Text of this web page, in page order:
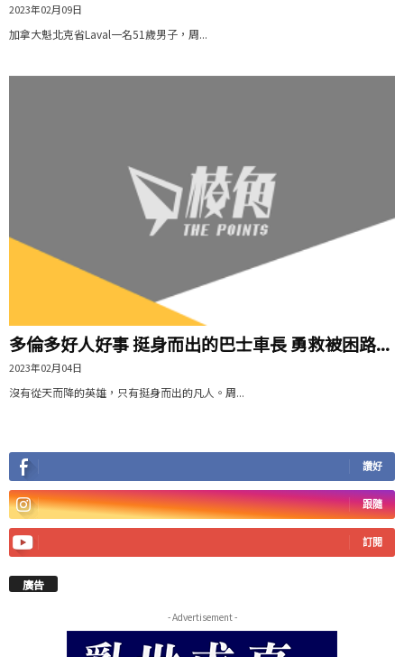
2023年02月09日
加拿大魁北克省Laval一名51歲男子，周...
多倫多好人好事 挺身而出的巴士車長 勇救被困路...
2023年02月04日
沒有從天而降的英雄，只有挺身而出的凡人。周...
讚好
跟隨
訂閱
廣告
- Advertisement -